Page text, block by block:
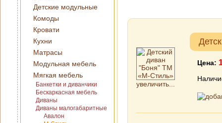
Детские модульные
Комоды
Кровати
Кухни
Матрасы
Модульная мебель
Мягкая мебель
Банкетки и диванчики
Бескаркасная мебель
Диваны
Диваны малогабаритные
Авалон
увеличить...
Цена: